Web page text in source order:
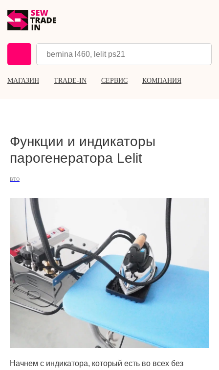
МАГАЗИН TRADE-IN СЕРВИС КОМПАНИЯ
Функции и индикаторы
парогенератора Lelit
ВТО
Начнем с индикатора, который есть во всех без